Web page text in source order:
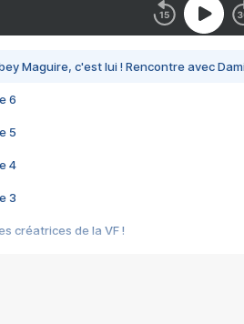
Maguire, c'est lui ! Rencontre avec
6
5
4
3
créatrices de la VF !